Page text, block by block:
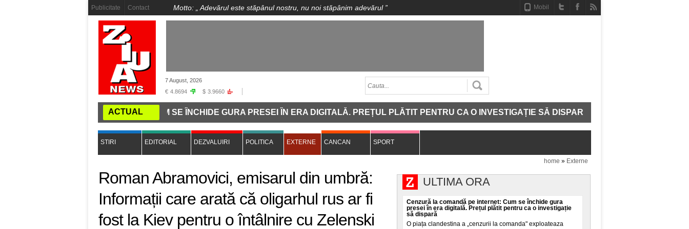
Publicitate Contact Mobil
Motto: „ Adevărul este stăpânul nostru, nu noi stăpânim adevărul”
7 August, 2026
€ 4.8694 $ 3.9660
ACTUAL
COMANDĂ PE INTERNET: CUM SE ÎNCHIDE GURA PRESEI ÎN ERA DIGITALĂ. PREȚUL PLĂTIT PENTRU CA O INVESTIGAȚIE SĂ DISPARĂ CE MAI AVEM IN ADN.
STIRI EDITORIAL DEZVALUIRI POLITICA EXTERNE CANCAN SPORT
home » Externe
Roman Abramovici, emisarul din umbră:
Informații care arată că oligarhul rus ar fi
fost la Kiev pentru o întâlnire cu Zelenski
ULTIMA ORA
Cenzură la comandă pe internet: Cum se închide gura
presei în era digitală. Prețul plătit pentru ca o investigație
să dispară
O piața clandestina a „cenzurii la comanda" exploateaza